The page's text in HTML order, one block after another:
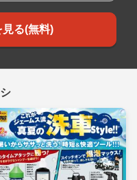
る(無料)